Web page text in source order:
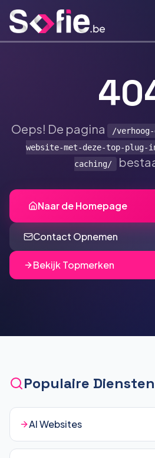
Oeps! De pagina
/
website-met-deze-top-plug-
caching/
Naar de Homepage
Contact Opnemen
Bekijk Topmerken
Populaire Diensten
AI Websites